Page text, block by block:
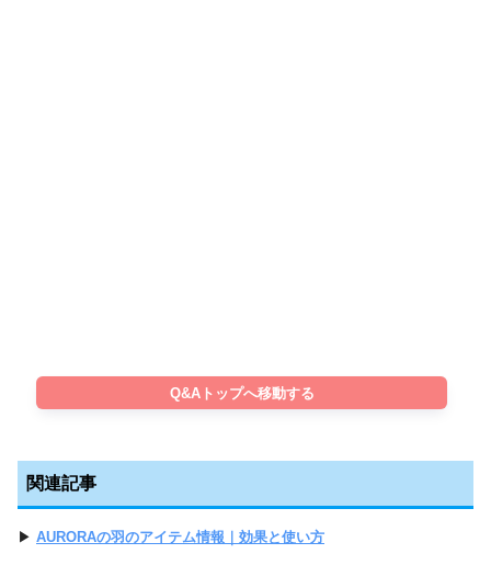
Q&Aトップへ移動する
関連記事
▶ AURORAの羽のアイテム情報｜効果と使い方